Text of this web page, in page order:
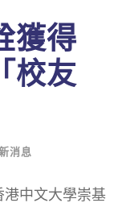
獲得
校友
消息
中文大學崇基